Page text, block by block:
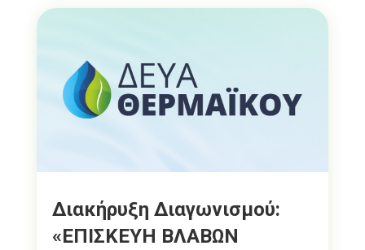
Διακήρυξη Διαγωνισμού:
«ΕΠΙΣΚΕΥΗ ΒΛΑΒΩΝ